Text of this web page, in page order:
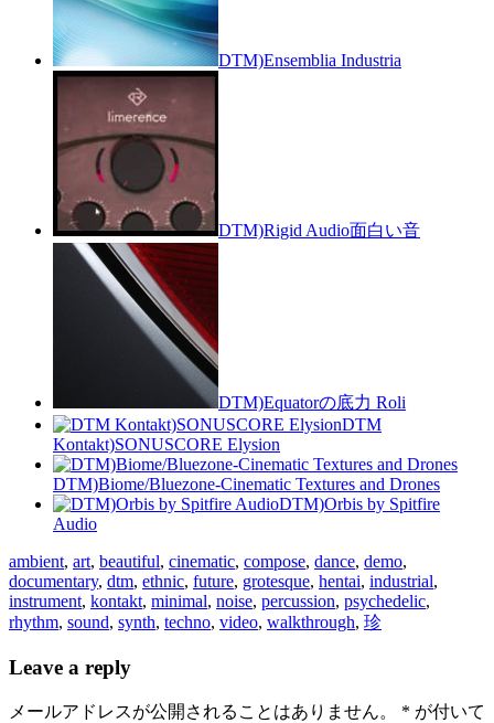
DTM)Ensemblia Industria
DTM)Rigid Audio面白い音
DTM)Equatorの底力 Roli
DTM
Kontakt)SONUSCORE Elysion
DTM)Biome/Bluezone-Cinematic Textures and Drones
DTM)Orbis by Spitfire
Audio
ambient, art, beautiful, cinematic, compose, dance, demo,
documentary, dtm, ethnic, future, grotesque, hentai, industrial,
instrument, kontakt, minimal, noise, percussion, psychedelic,
rhythm, sound, synth, techno, video, walkthrough, 珍
Leave a reply
メールアドレスが公開されることはありません。 * が付いて